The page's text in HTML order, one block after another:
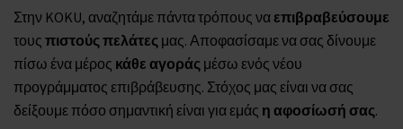
Στην KOKU, αναζητάμε πάντα τρόπους να επιβραβεύσουμε
τους πιστούς πελάτες μας. Αποφασίσαμε να σας δίνουμε
πίσω ένα μέρος κάθε αγοράς μέσω ενός νέου
προγράμματος επιβράβευσης. Στόχος μας είναι να σας
δείξουμε πόσο σημαντική είναι για εμάς η αφοσίωσή σας.